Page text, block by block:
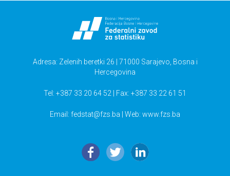
Adresa: Zelenih beretki 26 | 71000 Sarajevo, Bosna i
Hercegovina
Tel: +387 33 20 64 52 | Fax: +387 33 22 61 51
Email: fedstat@fzs.ba | Web: www.fzs.ba